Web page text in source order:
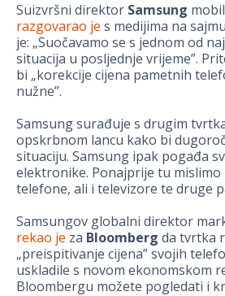
Suizvršni direktor Samsung
razgovarao je s medijima na sajmu
je: „Suočavamo se s jednom od
situacija u posljednje vrijeme”.
bi „korekcije cijena pametnih
nužne”.
Samsung surađuje s drugim
opskrbnom lancu kako bi
situaciju. Samsung ipak pogađa
elektronike. Ponajprije tu mislimo
telefone, ali i televizore te druge
Samsungov globalni direktor
rekao je za Bloomberg da tvrtka
„preispitivanje cijena” svojih
uskladile s novom ekonomskom
Bloombergu možete pogledati i